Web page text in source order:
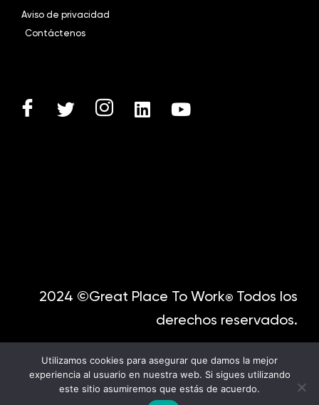
Aviso de privacidad
Contáctenos
2024 ©Great Place To Work® Todos los
derechos reservados.
English
Utilizamos cookies para asegurar que damos la mejor
experiencia al usuario en nuestra web. Si sigues utilizando
este sitio asumiremos que estás de acuerdo.